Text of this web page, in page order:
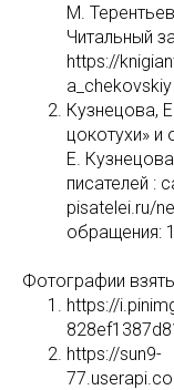
М.
Читальный
https://
Кузнецова,
цокотухи» и
Е.
писателей :
pisatelei.ru/
обращения:
Фотографии
https://
https://sun9-